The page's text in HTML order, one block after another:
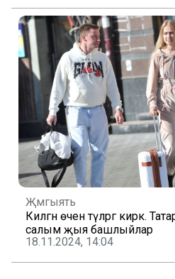
Җәмгыять
Килгән өчен түләргә кирәк.
салым җыя башлыйлар
18.11.2024, 14:04